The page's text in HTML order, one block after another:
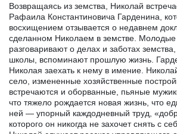
Возвращаясь из земства, Николай
Рафаила Константиновича Гарденина,
восхищением отзывается о недавнем
сделанном Николаем в земстве.
разговаривают о делах и заботах
школы, вспоминают прошлую жизнь.
Николая заехать к нему в имение.
село, измененные хозяйственные
встречаются и оборванные, пьяные
что тяжело рождается новая жизнь, что
ней — упорный каждодневный труд,
которого он никогда не захочет снять с